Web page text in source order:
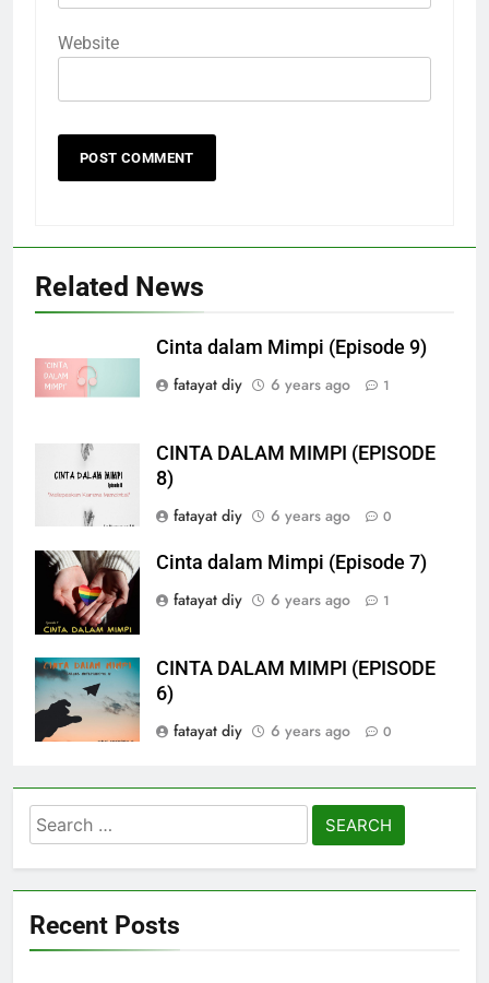
Website
Related News
Cinta dalam Mimpi (Episode 9)
fatayat diy
6 years ago 1
CINTA DALAM MIMPI (EPISODE
8)
fatayat diy
6 years ago 0
Cinta dalam Mimpi (Episode 7)
fatayat diy
6 years ago 1
CINTA DALAM MIMPI (EPISODE
6)
fatayat diy
6 years ago 0
Search
for:
Recent Posts